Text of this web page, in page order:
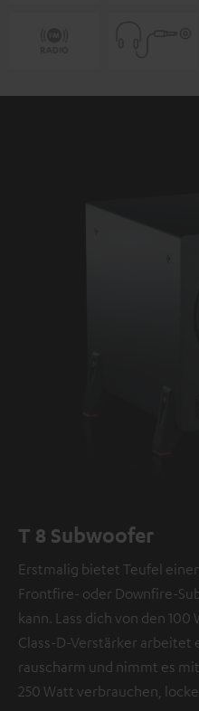
T 8 Subwoofer
Erstmalig bietet Teufel
Frontfire- oder Downfire-
kann. Lass dich von den
Class-D-Verstärker arbeitet
rauscharm und nimmt es
250 Watt verbrauchen,